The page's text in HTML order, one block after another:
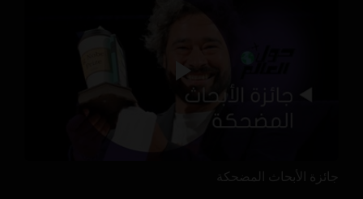
جائزة الأبحاث المضحكة